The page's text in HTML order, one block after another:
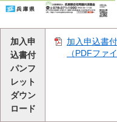
加入申
込書付
パンフ
レット
ダウン
ロード
加入申込書
（PDFファ